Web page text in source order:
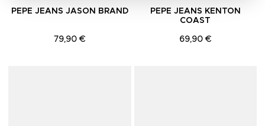
PEPE JEANS JASON BRAND
79,90 €
PEPE JEANS KENTON
COAST
69,90 €